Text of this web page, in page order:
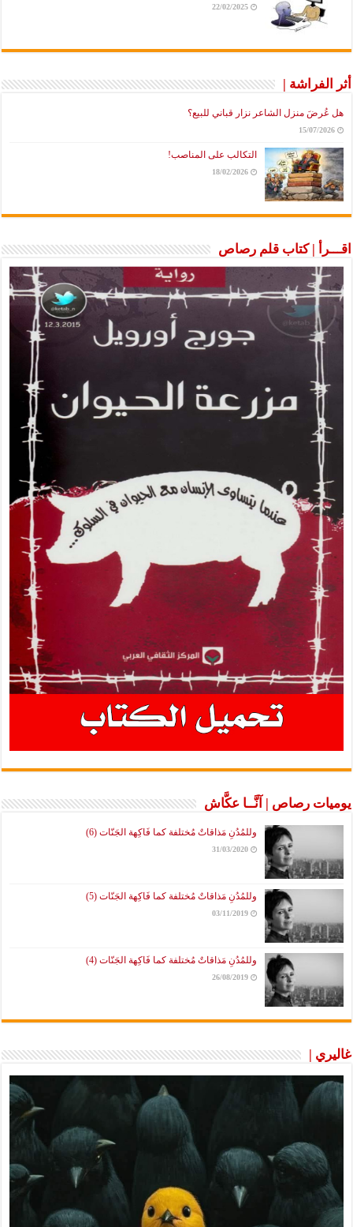
22/02/2025
أثر الفراشة |
هل عُرضَ منزل الشاعر نزار قباني للبيع؟
15/07/2026
التكالب على المناصب!
18/02/2026
اقـــرأ | كتاب قلم رصاص
يوميات رصاص | آنَّــا عكَّاش
وللمُدُنِ مَذاقاتٌ مُختلفة كما فَاكِهة الجَنّات (6)
31/03/2020
وللمُدُنِ مَذاقاتٌ مُختلفة كما فَاكِهة الجَنّات (5)
03/11/2019
وللمُدُنِ مَذاقاتٌ مُختلفة كما فَاكِهة الجَنّات (4)
26/08/2019
غاليري |